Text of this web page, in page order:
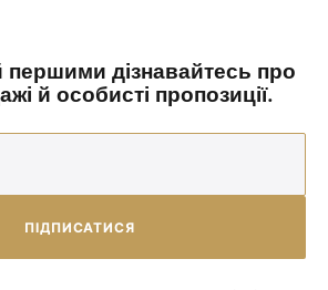
першими дізнавайтесь про
й особисті пропозиції.
ПІДПИСАТИСЯ
ПІДПИСАТИСЯ